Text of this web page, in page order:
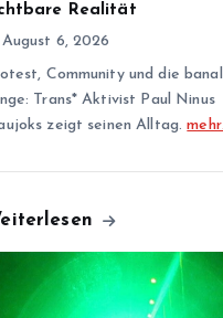
Realität
August 6, 2026
Community und die
Trans* Aktivist Paul Ninus
zeigt seinen Alltag.